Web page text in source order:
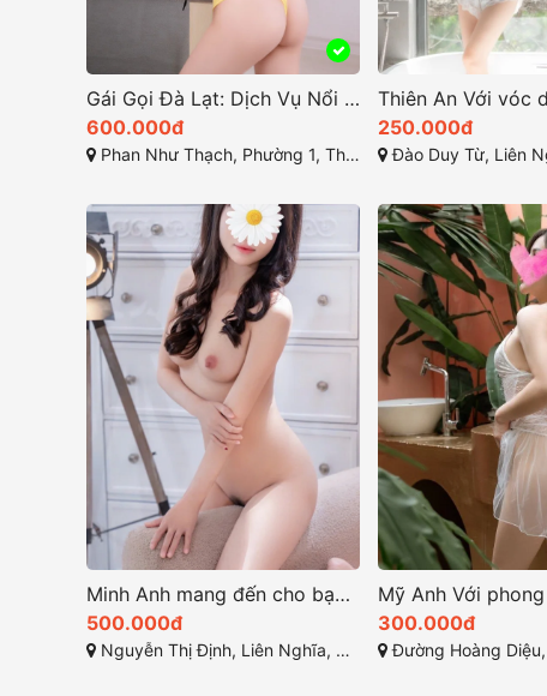
Gái Gọi Đà Lạt: Dịch Vụ Nổi Bật Tại Lâm Đồng
600.000đ
Phan Như Thạch, Phường 1, Thành phố Đà Lạt, Lâm Đồng
250.000đ
Đào Duy Từ, Liên Nghĩa,
Minh Anh mang đến cho bạn một trải nghiệm hoàn toàn mới
500.000đ
Nguyễn Thị Định, Liên Nghĩa, Đức Trọng, Lâm Đồng
300.000đ
Đường Hoàng Diệu, Phường 5, Thành